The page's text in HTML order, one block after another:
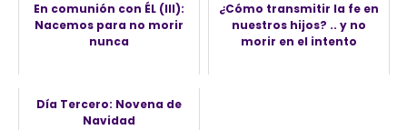
En comunión con ÉL (III):
Nacemos para no morir
nunca
¿Cómo transmitir la fe en
nuestros hijos? .. y no
morir en el intento
Día Tercero: Novena de
Navidad